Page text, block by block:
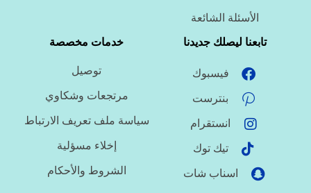
الأسئلة الشائعة
تابعنا ليصلك جديدنا
فيسبوك
بنترست
انستقرام
تيك توك
اسناب شات
خدمات مخصصة
توصيل
مرتجعات وشكاوي
سياسة ملف تعريف الارتباط
إخلاء مسؤلية
الشروط والأحكام
الوظائف
تصميم موقع/متجر/تطبيق
التسويق الإلكتروني ‹
السيرة الذاتية وملفات التقديم